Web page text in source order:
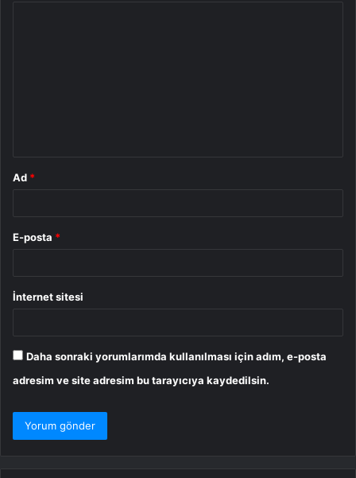
Ad *
E-posta *
İnternet sitesi
Daha sonraki yorumlarımda kullanılması için adım, e-posta
adresim ve site adresim bu tarayıcıya kaydedilsin.